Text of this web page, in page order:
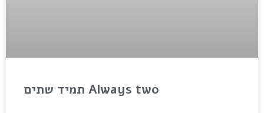
תמיד שתים Always two